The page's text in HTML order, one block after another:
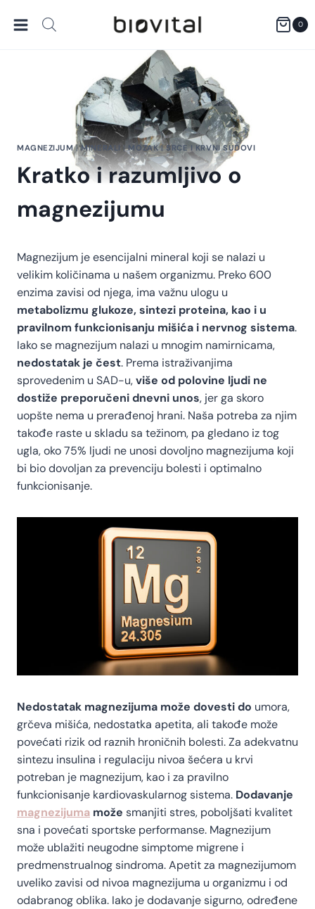
0
MAGNEZIJUM|MINERALI |MOZAK|SRCE I KRVNI SUDOVI
Kratko i razumljivo o
magnezijumu
Magnezijum je esencijalni mineral koji se nalazi u
velikim količinama u našem organizmu. Preko 600
enzima zavisi od njega, ima važnu ulogu u
metabolizmu glukoze, sintezi proteina, kao i u
pravilnom funkcionisanju mišića i nervnog sistema.
Iako se magnezijum nalazi u mnogim namirnicama,
nedostatak je čest. Prema istraživanjima
sprovedenim u SAD-u,više od polovine ljudi ne
dostiže preporučeni dnevni unos, jer ga skoro
uopšte nema u prerađenoj hrani. Naša potreba za njim
takođe raste u skladu sa težinom, pa gledano iz tog
ugla, oko 75% ljudi ne unosi dovoljno magnezijuma koji
bi bio dovoljan za prevenciju bolesti i optimalno
funkcionisanje.
Nedostatak magnezijuma može dovesti do umora,
grčeva mišića, nedostatka apetita, ali takođe može
povećati rizik od raznih hroničnih bolesti. Za adekvatnu
sintezu insulina i regulaciju nivoa šećera u krvi
potreban je magnezijum, kao i za pravilno
funkcionisanje kardiovaskularnog sistema. Dodavanje
magnezijuma može smanjiti stres, poboljšati kvalitet
sna i povećati sportske performanse. Magnezijum
može ublažiti neugodne simptome migrene i
predmenstrualnog sindroma. Apetit za magnezijumom
uveliko zavisi od nivoa magnezijuma u organizmu i od
odabranog oblika. Iako je dodavanje sigurno, određene